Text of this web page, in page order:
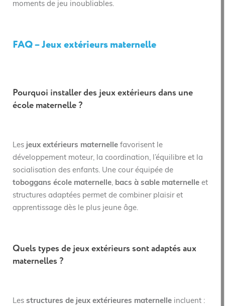
moments de jeu inoubliables.
FAQ – Jeux extérieurs maternelle
Pourquoi installer des jeux extérieurs dans une
école maternelle ?
Les jeux extérieurs maternelle favorisent le
développement moteur, la coordination, l’équilibre et la
socialisation des enfants. Une cour équipée de
toboggans école maternelle, bacs à sable maternelle et
structures adaptées permet de combiner plaisir et
apprentissage dès le plus jeune âge.
Quels types de jeux extérieurs sont adaptés aux
maternelles ?
Les structures de jeux extérieures maternelle incluent :